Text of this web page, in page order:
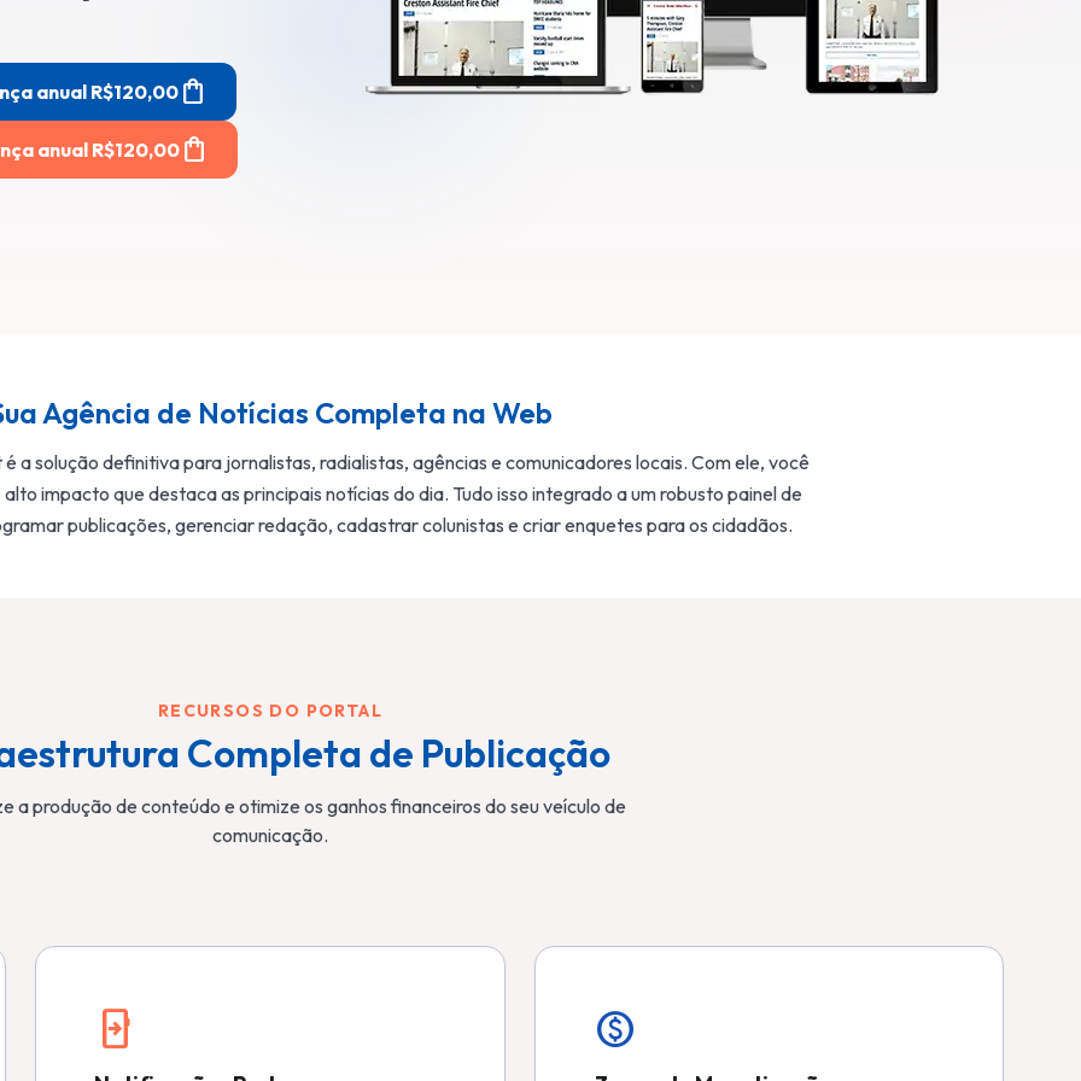
anual R$120,00 shopping_bag
anual R$120,00 shopping_bag
Agência de Notícias Completa na Web
a solução definitiva para jornalistas, radialistas, agências e comunicadores locais. Com ele, você
impacto que destaca as principais notícias do dia. Tudo isso integrado a um robusto painel de
publicações, gerenciar redação, cadastrar colunistas e criar enquetes para os cidadãos.
RECURSOS DO PORTAL
Completa de Publicação
a produção de conteúdo e otimize os ganhos financeiros do seu veículo de
comunicação.
send_to_mobile monetization_on